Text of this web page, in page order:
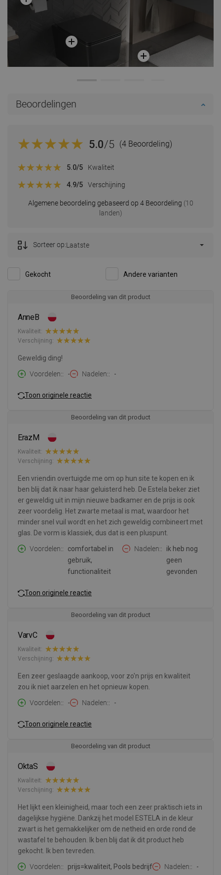
Beoordelingen
5.0/5 (4 Beoordeling)
Algemene beoordeling gebaseerd op 4 Beoordeling (10
landen)
5.0/5 Kwaliteit
4.9/5 Verschijning
Gekocht Andere varianten
Sorteer op:Laatste
Beoordeling van dit product
AnneB
Kwaliteit:
Verschijning:
Geweldig ding!
Voordelen:
- Nadelen: -
Toon originele reactie
Beoordeling van dit product
ErazM
Kwaliteit:
Verschijning:
Een vriendin overtuigde me om op hun site te kopen en ik
ben blij dat ik naar haar geluisterd heb. De Estela beker ziet
er geweldig uit in mijn nieuwe badkamer en de prijs is ook
zeer voordelig. Het zwarte metaal is mat, waardoor het
minder snel vuil wordt en het zich geweldig combineert met
glas. De vorm is klassiek, dus dat is een pluspunt.
Voordelen:
comfortabel in
gebruik,
functionaliteit
Nadelen:
ik heb nog
geen
gevonden
Toon originele reactie
Beoordeling van dit product
VarvC
Kwaliteit:
Verschijning:
Een zeer geslaagde aankoop, voor zo'n prijs en kwaliteit
zou ik niet aarzelen en het opnieuw kopen.
Voordelen:
- Nadelen: -
Toon originele reactie
Beoordeling van dit product
OktaS
Kwaliteit:
Verschijning:
Het lijkt een kleinigheid, maar toch een zeer praktisch iets in
dagelijkse hygiëne. Dankzij het model ESTELA in de kleur
zwart is het gemakkelijker om de netheid en orde rond de
wastafel te behouden. Ik ben blij dat ik dit product heb
gekocht. Ik ben tevreden.
Voordelen:
prijs=kwaliteit, Pools bedrijf Nadelen: -